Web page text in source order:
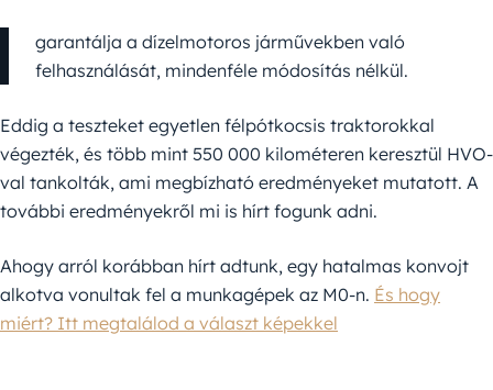
garantálja a dízelmotoros járművekben való
felhasználását, mindenféle módosítás nélkül.
Eddig a teszteket egyetlen félpótkocsis traktorokkal
végezték, és több mint 550 000 kilométeren keresztül HVO-
val tankolták, ami megbízható eredményeket mutatott. A
további eredményekről mi is hírt fogunk adni.
Ahogy arról korábban hírt adtunk, egy hatalmas konvojt
alkotva vonultak fel a munkagépek az M0-n. És hogy
miért? Itt megtalálod a választ képekkel